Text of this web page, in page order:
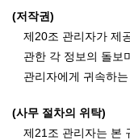
(저작권)
제20조 관리자가 제
관한 각 정보의 돌보
관리자에게 귀속하
(사무 절차의 위탁)
제21조 관리자는 본